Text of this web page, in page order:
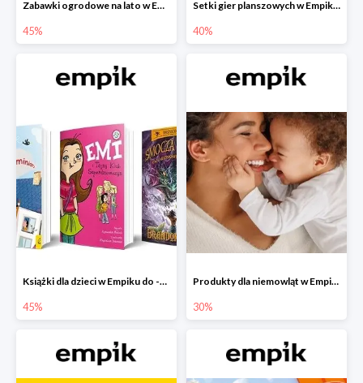
Zabawki ogrodowe na lato w Empiku do -45%
45%
Setki gier planszowych w Empiku do -40%
40%
Książki dla dzieci w Empiku do -45%
45%
Produkty dla niemowląt w Empiku do -30%
30%